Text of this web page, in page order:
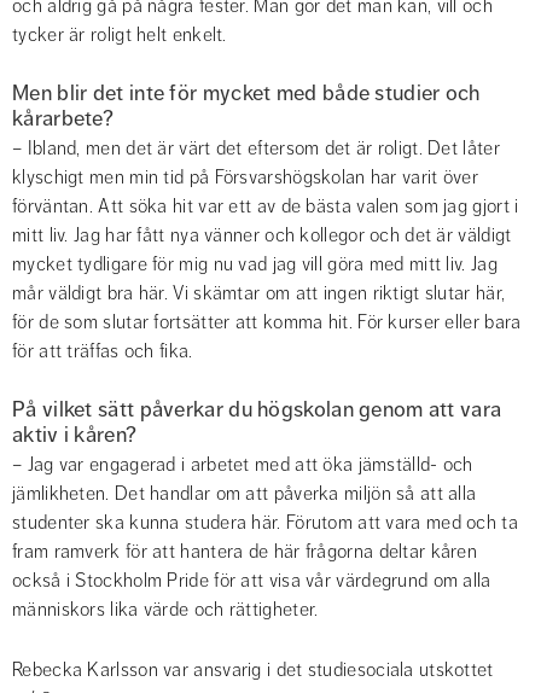
och aldrig gå på några fester. Man gör det man kan, vill och
tycker är roligt helt enkelt.
Men blir det inte för mycket med både studier och
kårarbete?
– Ibland, men det är värt det eftersom det är roligt. Det låter
klyschigt men min tid på Försvarshögskolan har varit över
förväntan. Att söka hit var ett av de bästa valen som jag gjort i
mitt liv. Jag har fått nya vänner och kollegor och det är väldigt
mycket tydligare för mig nu vad jag vill göra med mitt liv. Jag
mår väldigt bra här. Vi skämtar om att ingen riktigt slutar här,
för de som slutar fortsätter att komma hit. För kurser eller bara
för att träffas och fika.
På vilket sätt påverkar du högskolan genom att vara
aktiv i kåren?
– Jag var engagerad i arbetet med att öka jämställd- och
jämlikheten. Det handlar om att påverka miljön så att alla
studenter ska kunna studera här. Förutom att vara med och ta
fram ramverk för att hantera de här frågorna deltar kåren
också i Stockholm Pride för att visa vår värdegrund om alla
människors lika värde och rättigheter.
Rebecka Karlsson var ansvarig i det studiesociala utskottet